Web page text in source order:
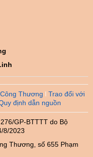
Thương
Trao đổi với
định dẫn nguồn
GP-BTTTT do Bộ
8/2023
Thương, số 655 Phạm